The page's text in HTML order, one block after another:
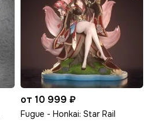
от 10 999 ₽
Fugue - Honkai: Star Rail